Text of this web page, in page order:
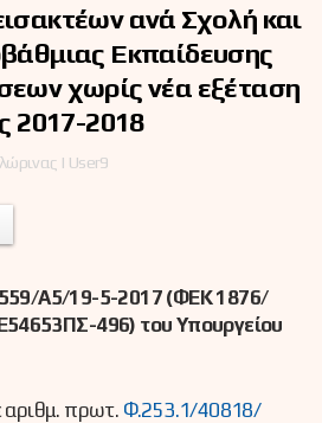
ανά Σχολή και
Εκπαίδευσης
χωρίς νέα εξέταση
2017-2018
| User9
Α5/19-5-2017 (ΦΕΚ 1876/
496) του Υπουργείου
αριθμ. πρωτ. Φ.253.1/40818/